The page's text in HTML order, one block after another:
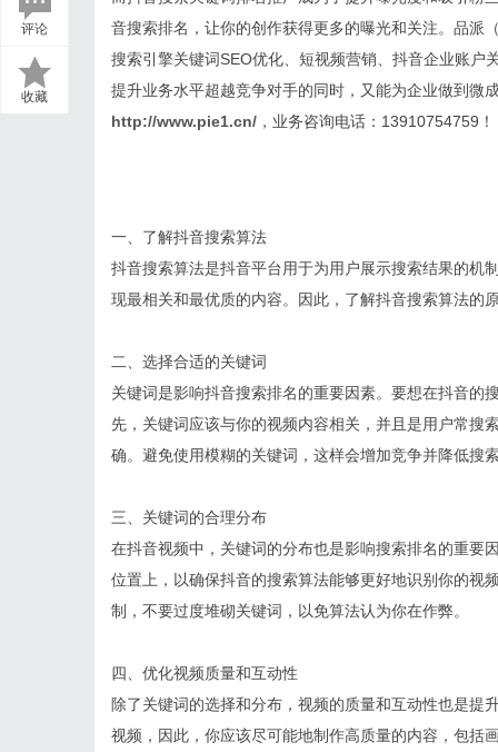
评论
收藏
音搜索排名，让你的创作获得更多的曝光和关注。品派
搜索引擎关键词SEO优化、短视频营销、抖音企业账户
提升业务水平超越竞争对手的同时，又能为企业做到微
http://www.pie1.cn/ ，业务咨询电话：13910754759！
一、了解抖音搜索算法
抖音搜索算法是抖音平台用于为用户展示搜索结果的机
现最相关和最优质的内容。因此，了解抖音搜索算法的
二、选择合适的关键词
关键词是影响抖音搜索排名的重要因素。要想在抖音的
先，关键词应该与你的视频内容相关，并且是用户常搜
确。避免使用模糊的关键词，这样会增加竞争并降低搜
三、关键词的合理分布
在抖音视频中，关键词的分布也是影响搜索排名的重要
位置上，以确保抖音的搜索算法能够更好地识别你的视
制，不要过度堆砌关键词，以免算法认为你在作弊。
四、优化视频质量和互动性
除了关键词的选择和分布，视频的质量和互动性也是提
视频，因此，你应该尽可能地制作高质量的内容，包括